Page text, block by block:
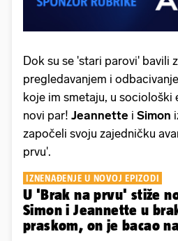
Dok su se 'stari parovi' bavili
pregledavanjem i
koje im smetaju, u sociološki
novi par! Jeannette i Simon
započeli svoju zajedničku
prvu'.
IZNENAĐENJE U NOVOJ EPIZODI
U 'Brak na prvu' stiže
Simon i Jeannette u
praskom, on je bacao